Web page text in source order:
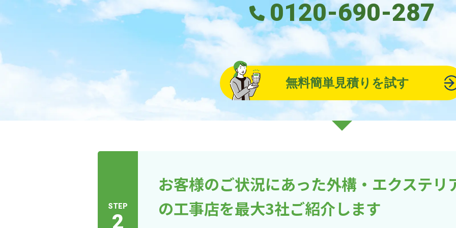
0120-690-287
無料簡単見積りを試す
STEP
2
お客様のご状況にあった外構・エクステリ
の工事店を最大3社ご紹介します